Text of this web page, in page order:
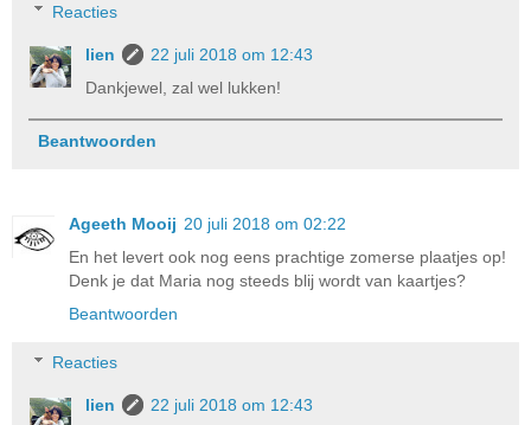
Reacties
lien
22 juli 2018 om 12:43
Dankjewel, zal wel lukken!
Beantwoorden
Ageeth Mooij 20 juli 2018 om 02:22
En het levert ook nog eens prachtige zomerse plaatjes op!
Denk je dat Maria nog steeds blij wordt van kaartjes?
Beantwoorden
Reacties
lien
22 juli 2018 om 12:43